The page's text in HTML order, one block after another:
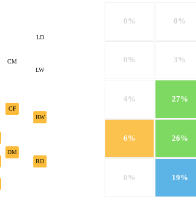
LD
CM
LW
RD
DM
RW
CF
0% 0%
0% 3%
4% 27%
6% 26%
0% 19%